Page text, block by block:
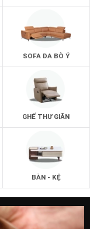
SOFA DA BÒ Ý
GHẾ THƯ GIÃN
BÀN - KỆ